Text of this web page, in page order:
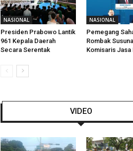
NASIONAL
Presiden Prabowo Lantik
961 Kepala Daerah
Secara Serentak
NASIONAL
Pemegang
Rombak
Komisaris Jasa
VIDEO